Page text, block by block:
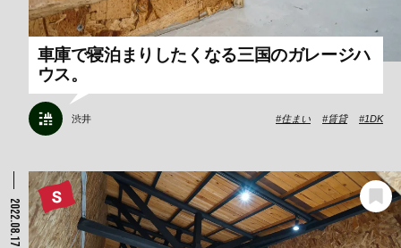
車庫で寝泊まりしたくなる三国のガレージハ
ウス。
渋井 住まい 賃貸 1DK
2022.08.17